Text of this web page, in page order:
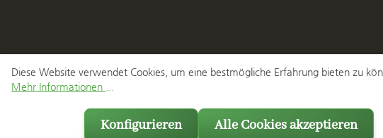
Diese Website verwendet Cookies, um eine bestmögliche Erfahrung bieten zu
Mehr Informationen ...
Konfigurieren Alle Cookies akzeptieren